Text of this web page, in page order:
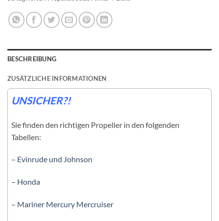
BESCHREIBUNG
ZUSÄTZLICHE INFORMATIONEN
UNSICHER?!
Sie finden den richtigen Propeller in den folgenden
Tabellen:
– Evinrude und Johnson
– Honda
– Mariner Mercury Mercruiser